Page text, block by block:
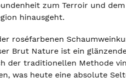
zum Terroir und
hinausgeht.
roséfarbenen
Brut Nature ist ein
der traditionellen Methode
was heute eine absolute